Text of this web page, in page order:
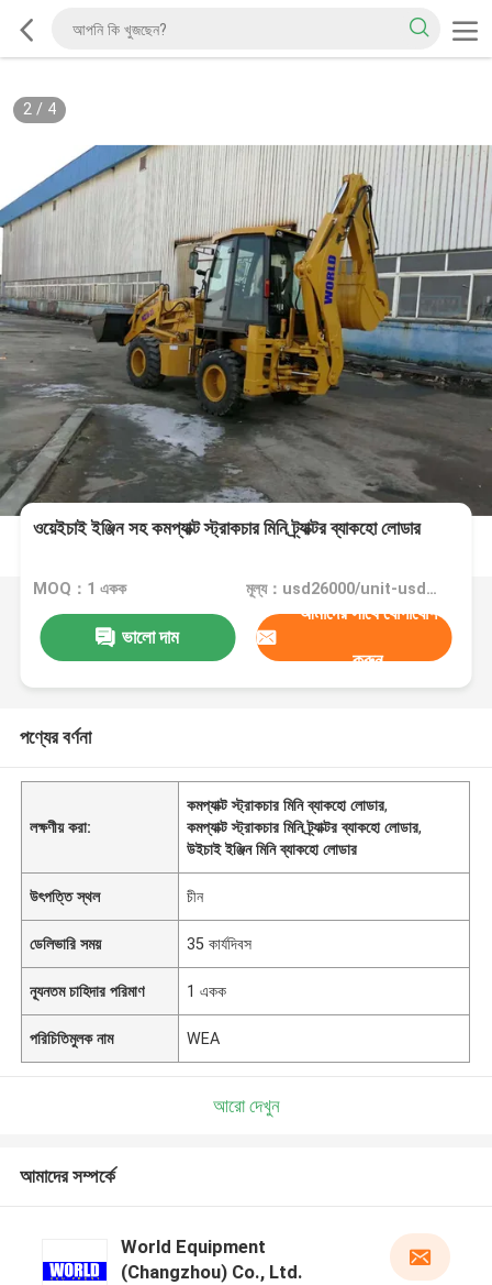
2/ 4
ওয়েইচাই ইঞ্জিন সহ কমপ্যাক্ট স্ট্রাকচার মিনি ট্র্যাক্টর ব্যাকহো লোডার
MOQ：1 একক মূল্য：usd26000/unit-usd35000/unit
ভালো দাম
আমাদের সাথে যোগাযোগ
করুন
পণ্যের বর্ণনা
লক্ষণীয় করা:
কমপ্যাক্ট স্ট্রাকচার মিনি ব্যাকহো লোডার,
কমপ্যাক্ট স্ট্রাকচার মিনি ট্র্যাক্টর ব্যাকহো লোডার,
উইচাই ইঞ্জিন মিনি ব্যাকহো লোডার
উৎপত্তি স্থল চীন
ডেলিভারি সময় 35 কার্যদিবস
ন্যূনতম চাহিদার পরিমাণ 1 একক
পরিচিতিমুলক নাম WEA
আরো দেখুন
আমাদের সম্পর্কে
World Equipment
(Changzhou) Co., Ltd.